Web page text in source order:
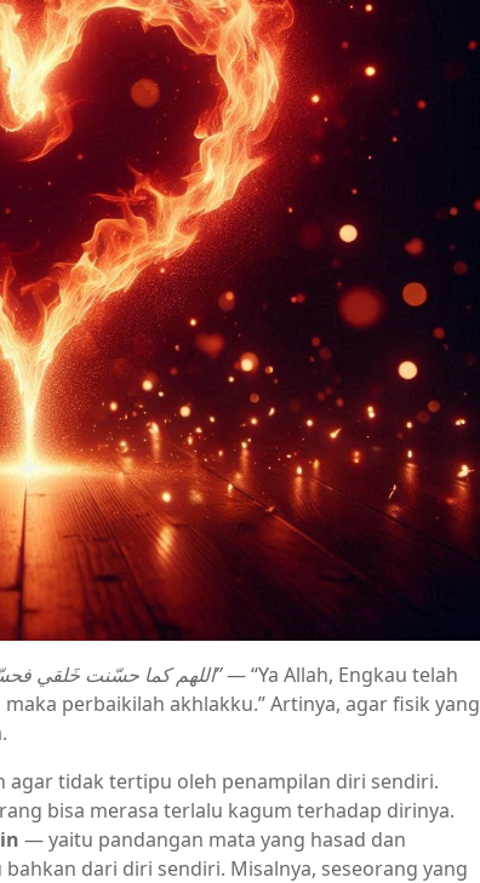
اللهم كما حسّنت خَلقي”— “Ya Allah, Engkau telah
perbaikilah akhlakku.” Artinya, agar fisik yang
agar tidak tertipu oleh penampilan diri sendiri.
bisa merasa terlalu kagum terhadap dirinya.
— yaitu pandangan mata yang hasad dan
dari diri sendiri. Misalnya, seseorang yang